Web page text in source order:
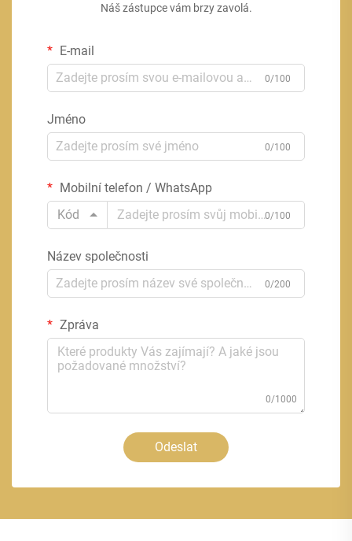
Náš zástupce vám brzy zavolá.
E-mail
0/100
Jméno
0/100
Mobilní telefon / WhatsApp
Kód
0/100
Název společnosti
0/200
Zpráva
0/1000
Odeslat